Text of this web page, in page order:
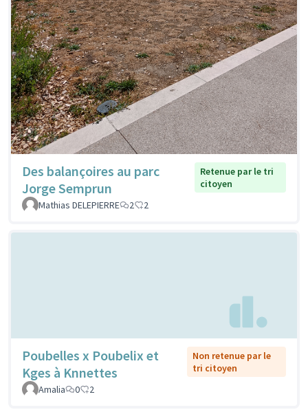
Des balançoires au parc
Jorge Semprun
Retenue par le tri
citoyen
Mathias DELEPIERRE
2 2
Poubelles x Poubelix et
Kges à Knnettes
Non retenue par le
tri citoyen
Amalia
0 2